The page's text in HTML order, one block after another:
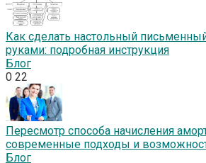
Как сделать настольный
руками: подробная инструкция
Блог
0 22
Пересмотр способа начисления
современные подходы и
Блог